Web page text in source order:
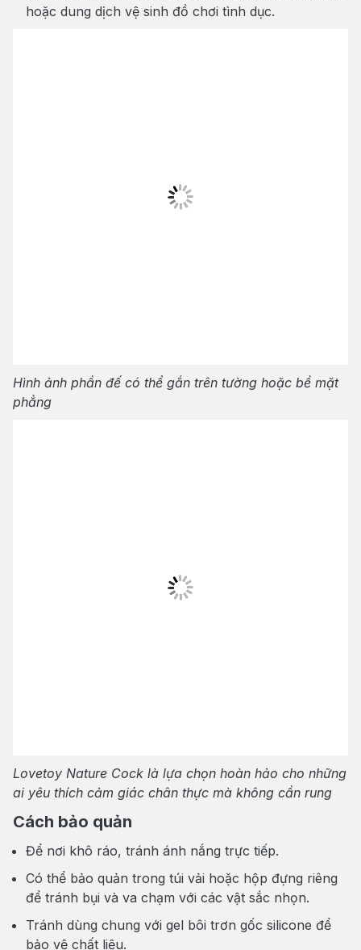
hoặc dung dịch vệ sinh đồ chơi tình dục.
Hình ảnh phần đế có thể gắn trên tường hoặc bề mặt
phẳng
Lovetoy Nature Cock là lựa chọn hoàn hảo cho những
ai yêu thích cảm giác chân thực mà không cần rung
Cách bảo quản
Để nơi khô ráo, tránh ánh nắng trực tiếp.
Có thể bảo quản trong túi vải hoặc hộp đựng riêng
để tránh bụi và va chạm với các vật sắc nhọn.
Tránh dùng chung với gel bôi trơn gốc silicone để
bảo vệ chất liệu.